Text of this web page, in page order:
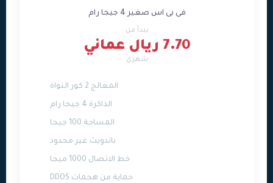
فى بى اس صغير 4 جيجا رام
يبدأ من
7.70 ريال عماني
شهري
المعالج 2 كور النواة
الذاكرة 4 جيجا رام
المساحة 100 جيجا
باندويث غير محدود
خط الاتصال 1000 ميجا
حماية من هجمات DDOS